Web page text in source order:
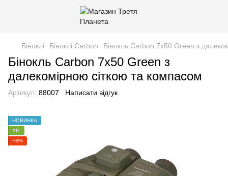
Біноклі Біноклі Carbon Бінокль Carbon 7x50 Green з
Бінокль Carbon 7x50 Green з
далекомірною сіткою та компасом
Артикул: 88007 Написати відгук
НОВИНКА
ХІТ
−8%